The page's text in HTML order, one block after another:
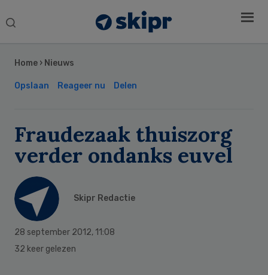
Search
Home › Nieuws
Opslaan Reageer nu Delen
Fraudezaak thuiszorg
verder ondanks euvel
Skipr Redactie
28 september 2012, 11:08
32 keer gelezen
Sidebar